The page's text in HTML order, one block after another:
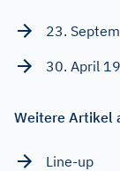
23.
30. April
Weitere Artikel
Line-up